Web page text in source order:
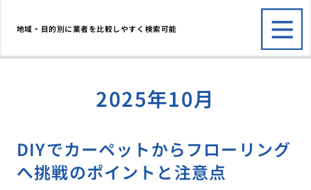
地域・目的別に業者を比較しやすく検索可能
2025年10月
DIYでカーペットからフローリング
へ挑戦のポイントと注意点